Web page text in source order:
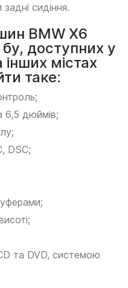
сидіння.
BMW X6
доступних у
містах
таке:
6,5 дюймів;
DSC;
та DVD, системою